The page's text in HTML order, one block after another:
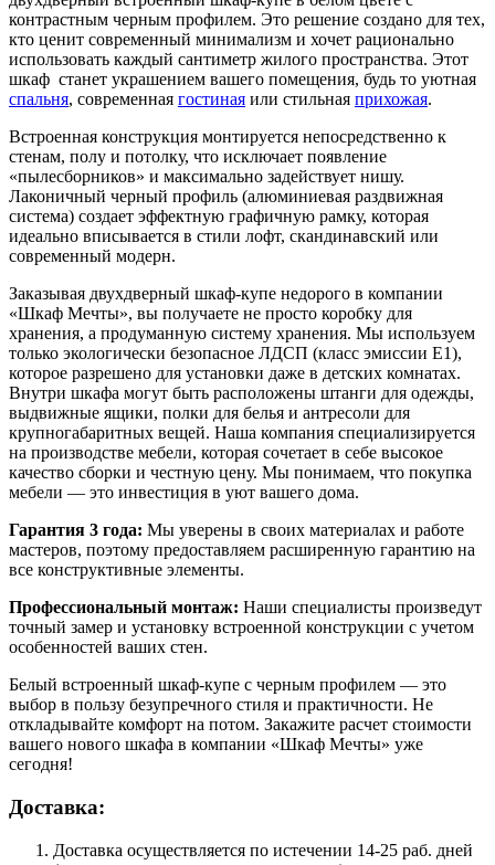
контрастным черным профилем. Это решение создано для тех,
кто ценит современный минимализм и хочет рационально
использовать каждый сантиметр жилого пространства. Этот
шкаф станет украшением вашего помещения, будь то уютная
спальня, современная гостиная или стильная прихожая.
Встроенная конструкция монтируется непосредственно к
стенам, полу и потолку, что исключает появление
«пылесборников» и максимально задействует нишу.
Лаконичный черный профиль (алюминиевая раздвижная
система) создает эффектную графичную рамку, которая
идеально вписывается в стили лофт, скандинавский или
современный модерн.
Заказывая двухдверный шкаф-купе недорого в компании
«Шкаф Мечты», вы получаете не просто коробку для
хранения, а продуманную систему хранения. Мы используем
только экологически безопасное ЛДСП (класс эмиссии E1),
которое разрешено для установки даже в детских комнатах.
Внутри шкафа могут быть расположены штанги для одежды,
выдвижные ящики, полки для белья и антресоли для
крупногабаритных вещей. Наша компания специализируется
на производстве мебели, которая сочетает в себе высокое
качество сборки и честную цену. Мы понимаем, что покупка
мебели — это инвестиция в уют вашего дома.
Гарантия 3 года: Мы уверены в своих материалах и работе
мастеров, поэтому предоставляем расширенную гарантию на
все конструктивные элементы.
Профессиональный монтаж: Наши специалисты произведут
точный замер и установку встроенной конструкции с учетом
особенностей ваших стен.
Белый встроенный шкаф-купе с черным профилем — это
выбор в пользу безупречного стиля и практичности. Не
откладывайте комфорт на потом. Закажите расчет стоимости
вашего нового шкафа в компании «Шкаф Мечты» уже
сегодня!
Доставка:
Доставка осуществляется по истечении 14-25 раб. дней